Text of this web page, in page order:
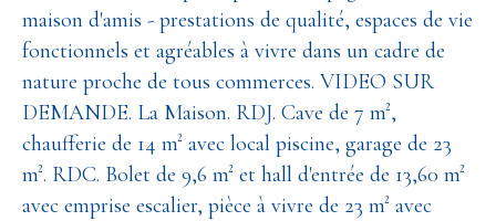
maison d'amis - prestations de qualité, espaces de vie
fonctionnels et agréables à vivre dans un cadre de
nature proche de tous commerces. VIDEO SUR
DEMANDE. La Maison. RDJ. Cave de 7 m²,
chaufferie de 14 m² avec local piscine, garage de 23
m². RDC. Bolet de 9,6 m² et hall d'entrée de 13,60 m²
avec emprise escalier, pièce à vivre de 23 m² avec